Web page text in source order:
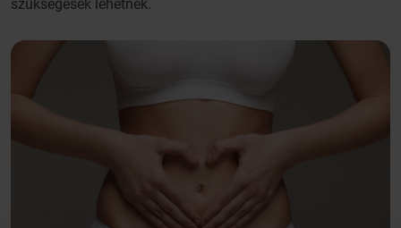
szükségesek lehetnek.